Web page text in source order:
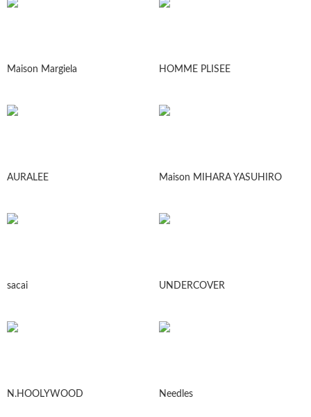
Maison Margiela HOMME PLISEE
AURALEE Maison MIHARA YASUHIRO
sacai UNDERCOVER
N.HOOLYWOOD Needles